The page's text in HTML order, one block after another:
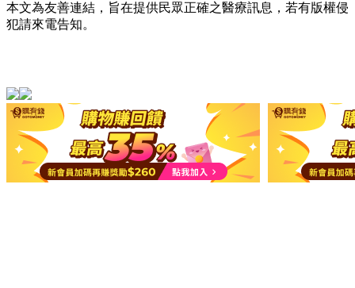
本文為友善連結，旨在提供民眾正確之醫療訊息，若有版權侵
犯請來電告知。